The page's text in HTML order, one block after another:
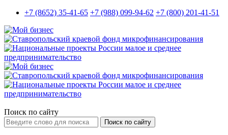
+7 (8652) 35-41-65 +7 (988) 099-94-62 +7 (800) 201-41-51
Поиск по сайту
Поиск по сайту